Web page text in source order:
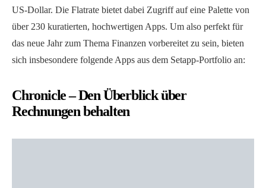
US-Dollar. Die Flatrate bietet dabei Zugriff auf eine Palette von
über 230 kuratierten, hochwertigen Apps. Um also perfekt für
das neue Jahr zum Thema Finanzen vorbereitet zu sein, bieten
sich insbesondere folgende Apps aus dem Setapp-Portfolio an:
Chronicle – Den Überblick über
Rechnungen behalten